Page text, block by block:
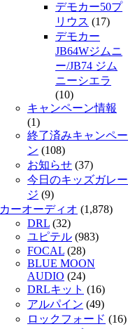
デモカー50プ
リウス (17)
デモカー
JB64Wジムニ
ー/JB74 ジム
ニーシエラ
(10)
キャンペーン情報
(1)
終了済みキャンペー
ン (108)
お知らせ (37)
今日のキッズガレー
ジ (9)
カーオーディオ (1,878)
DRL (32)
ユピテル (983)
FOCAL (28)
BLUE MOON
AUDIO (24)
DRLキット (16)
アルパイン (49)
ロックフォード (16)